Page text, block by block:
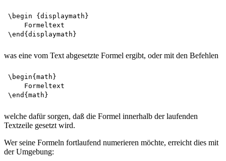
\begin {displaymath}
    Formeltext
was eine vom Text abgesetzte Formel ergibt, oder mit den Befehlen
\begin{math}
    Formeltext
welche dafür sorgen, daß die Formel innerhalb der laufenden
Textzeile gesetzt wird.
Wer seine Formeln fortlaufend numerieren möchte, erreicht dies mit
der Umgebung: